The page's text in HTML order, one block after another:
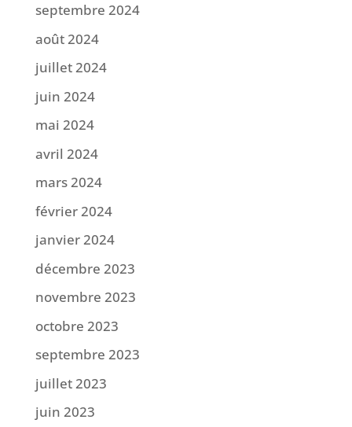
septembre 2024
août 2024
juillet 2024
juin 2024
mai 2024
avril 2024
mars 2024
février 2024
janvier 2024
décembre 2023
novembre 2023
octobre 2023
septembre 2023
juillet 2023
juin 2023